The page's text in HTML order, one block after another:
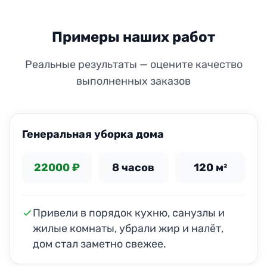
Примеры наших работ
Реальные результаты — оцените качество
выполненных заказов
Генеральная уборка дома
22000 ₽ 8 часов 120 м²
Привели в порядок кухню, санузлы и
жилые комнаты, убрали жир и налёт,
дом стал заметно свежее.